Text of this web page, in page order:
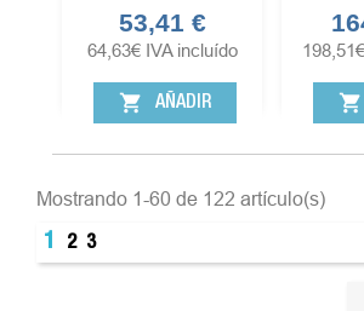
Precio
53,41 €
64,63€ IVA incluído
shopping_cart AÑADIR
198,51€
shopping_cart
Mostrando 1-60 de 122 artículo(s)
1
2 3